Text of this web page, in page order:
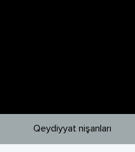
Qeydiyyat nişanları